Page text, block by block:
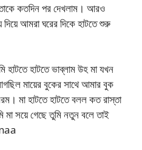
কতদিন পর দেখলাম। আরও
আমরা ঘরের দিকে হাটতে শুরু
হাটতে ভাব্লাম উহ মা যখন
মায়ের বুকের সাথে আমার বুক
মা হাটতে হাটতে বলল কত রাস্তা
সয়ে গেছে তুমি নতুন বলে তাই